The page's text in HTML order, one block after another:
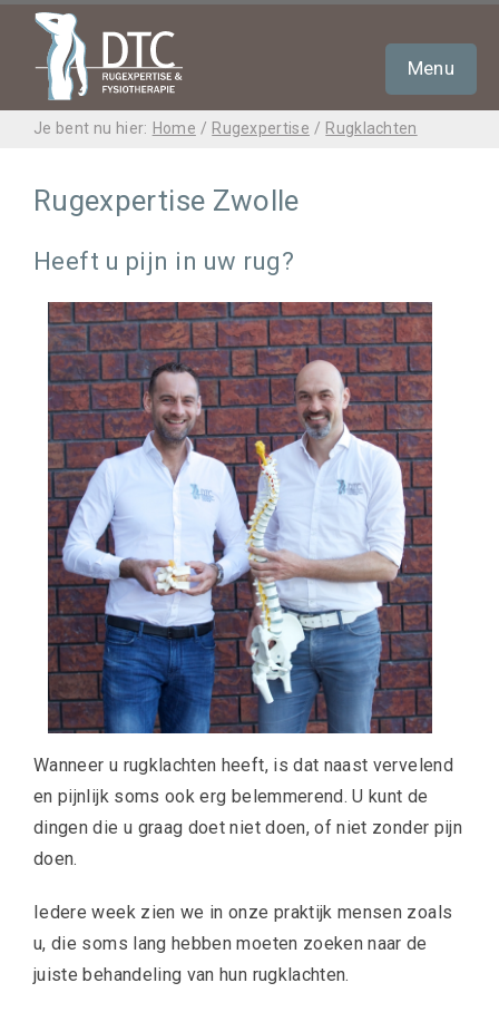
Tarieven
Uw behandelaar
Contact
Bel nu
Menu
Je bent nu hier: Home / Rugexpertise / Rugklachten
Rugexpertise Zwolle
Heeft u pijn in uw rug?
Wanneer u rugklachten heeft, is dat naast vervelend
en pijnlijk soms ook erg belemmerend. U kunt de
dingen die u graag doet niet doen, of niet zonder pijn
doen.
Iedere week zien we in onze praktijk mensen zoals
u, die soms lang hebben moeten zoeken naar de
juiste behandeling van hun rugklachten.